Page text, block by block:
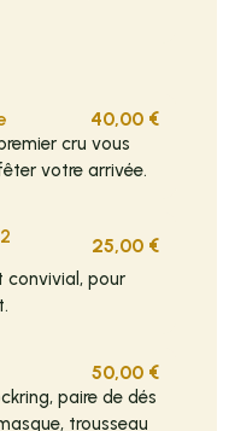
40,00 €
cru vous
votre arrivée.
25,00 €
convivial, pour
50,00 €
paire de dés
trousseau